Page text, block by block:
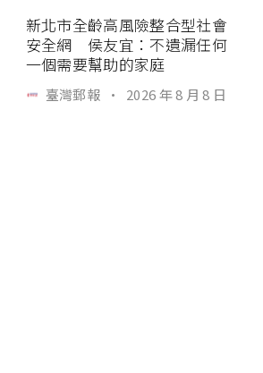
新北市全齡高風險整合型社會
安全網 侯友宜：不遺漏任何
一個需要幫助的家庭
臺灣郵報 · 2026 年 8 月 8 日